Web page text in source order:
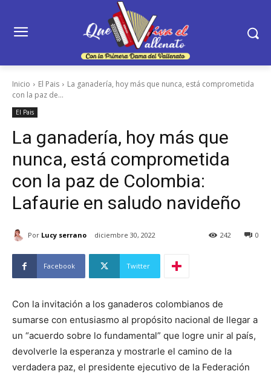
Inicio El Pais
La ganadería, hoy más que nunca, está comprometida
con la paz de...
El Pais
La ganadería, hoy más que
nunca, está comprometida
con la paz de Colombia:
Lafaurie en saludo navideño
Por Lucy serrano diciembre 30, 2022 0
242
Facebook Twitter
Con la invitación a los ganaderos colombianos de
sumarse con entusiasmo al propósito nacional de llegar a
un “acuerdo sobre lo fundamental” que logre unir al país,
devolverle la esperanza y mostrarle el camino de la
verdadera paz, el presidente ejecutivo de la Federación